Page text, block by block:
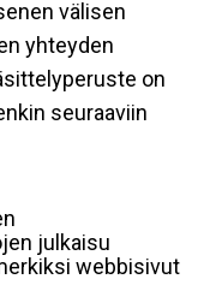
välisen
yhteyden
on
seuraaviin
julkaisu
webbisivut